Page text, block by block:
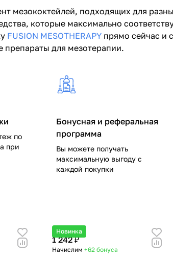
мезококтейлей, подходящих для
которые максимально
FUSION MESOTHERAPY прямо сейчас и
для мезотерапии.
по
при
Бонусная и реферальная
программа
Вы можете получать
максимальную выгоду с
каждой покупки
Новинка
1 242 ₽
Начислим +62 бонуса